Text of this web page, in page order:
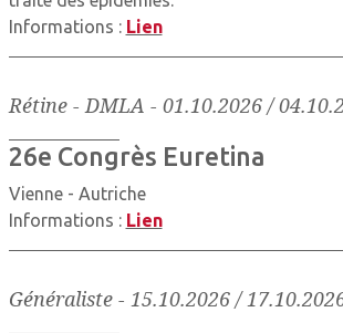
Informations : Lien
Rétine - DMLA - 01.10.2026 /
26e Congrès Euretina
Vienne - Autriche
Informations : Lien
Généraliste- 15.10.2026 /